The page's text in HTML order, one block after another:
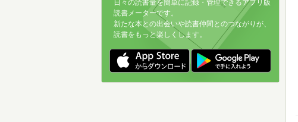
日々の読書量を簡単に記録・管理できるアプリ版
読書メーターです。
新たな本との出会いや読書仲間とのつながりが、
読書をもっと楽しくします。